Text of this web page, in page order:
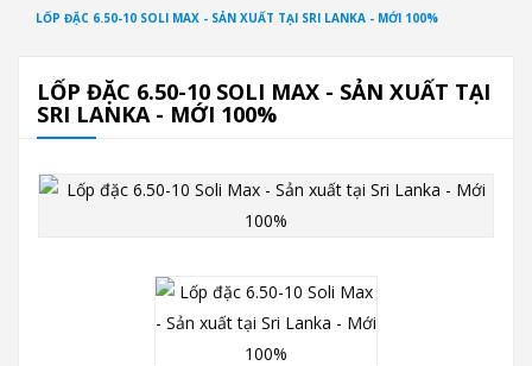
LỐP ĐẶC 6.50-10 SOLI MAX - SẢN XUẤT TẠI SRI LANKA - MỚI 100%
LỐP ĐẶC 6.50-10 SOLI MAX - SẢN XUẤT TẠI
SRI LANKA - MỚI 100%